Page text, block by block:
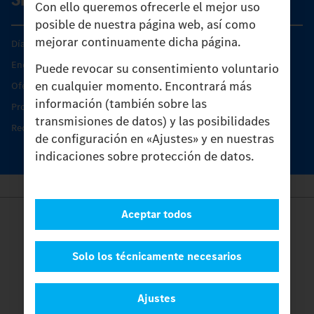
Con ello queremos ofrecerle el mejor uso
posible de nuestra página web, así como
mejorar continuamente dicha página.
Puede revocar su consentimiento voluntario
en cualquier momento. Encontrará más
información (también sobre las
transmisiones de datos) y las posibilidades
de configuración en «Ajustes» y en nuestras
indicaciones sobre protección de datos.
Ajustes
Solo los técnicamente necesarios
Aceptar todos
Días de Servicio del Unimog
Encontrar un socio
Oferta de servicio del Unimog
Productos de piezas y servicio
Recambios originales
Provider
Contacto
Protección de datos
Ajustes